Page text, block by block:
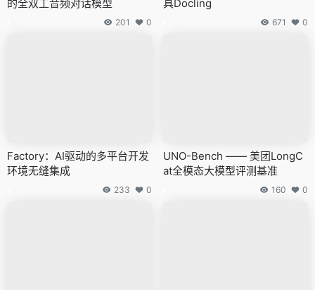
的全双工音频对话模型
201 0
具Docling
671 0
Factory：AI驱动的多平台开发
环境无缝集成
233 0
UNO-Bench —— 美团LongC
at全模态大模型评测基准
160 0